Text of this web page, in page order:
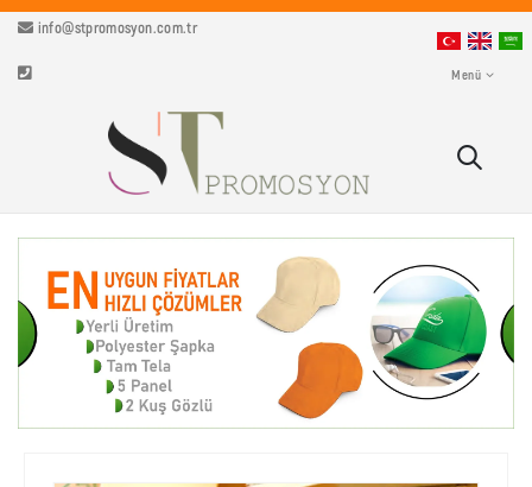
info@stpromosyon.com.tr
Menü